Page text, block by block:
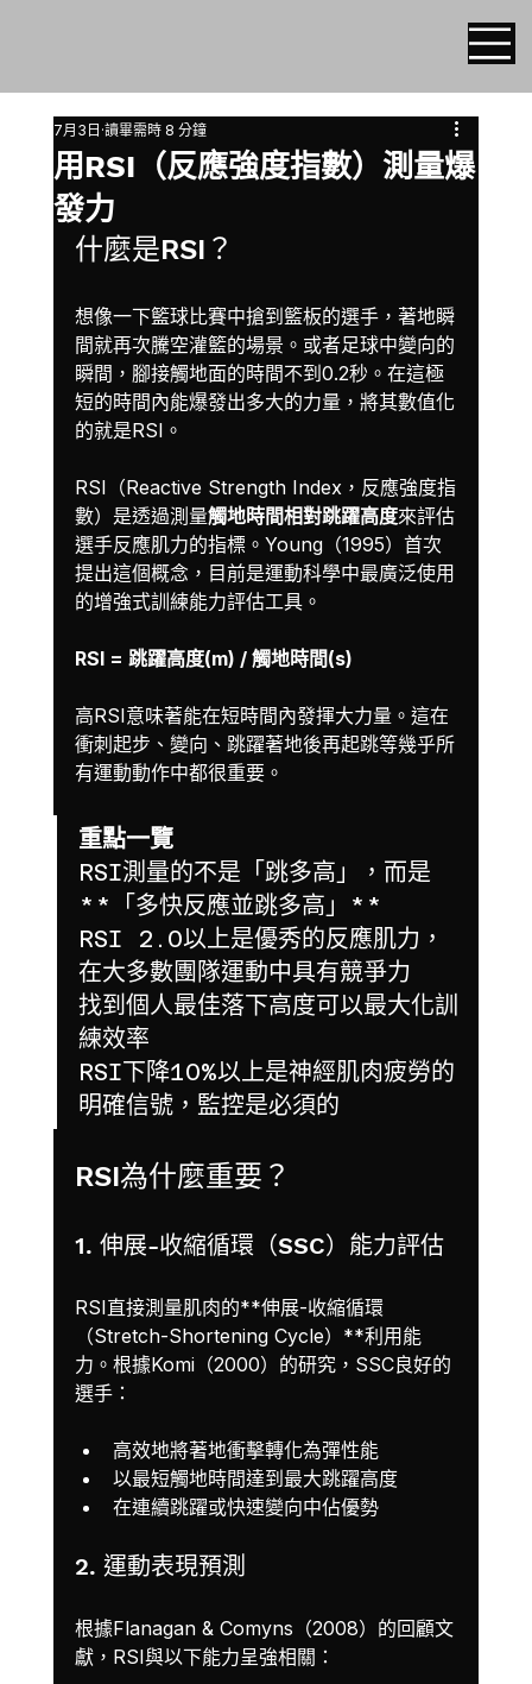
用RSI（反應強度指數）測量爆
發力
7月3日 讀畢需時 8 分鐘
什麼是RSI？
想像一下籃球比賽中搶到籃板的選手，著地瞬
間就再次騰空灌籃的場景。或者足球中變向的
瞬間，腳接觸地面的時間不到0.2秒。在這極
短的時間內能爆發出多大的力量，將其數值化
的就是RSI。
RSI（Reactive Strength Index，反應強度指
數）是透過測量觸地時間相對跳躍高度來評估
選手反應肌力的指標。Young（1995）首次
提出這個概念，目前是運動科學中最廣泛使用
的增強式訓練能力評估工具。
RSI = 跳躍高度(m) / 觸地時間(s)
高RSI意味著能在短時間內發揮大力量。這在
衝刺起步、變向、跳躍著地後再起跳等幾乎所
有運動動作中都很重要。
重點一覽
RSI測量的不是「跳多高」，而是
**「多快反應並跳多高」**
RSI 2.0以上是優秀的反應肌力，
在大多數團隊運動中具有競爭力
找到個人最佳落下高度可以最大化訓
練效率
RSI下降10%以上是神經肌肉疲勞的
明確信號，監控是必須的
RSI為什麼重要？
1. 伸展-收縮循環（SSC）能力評估
RSI直接測量肌肉的**伸展-收縮循環
（Stretch-Shortening Cycle）**利用能
力。根據Komi（2000）的研究，SSC良好的
選手：
高效地將著地衝擊轉化為彈性能
以最短觸地時間達到最大跳躍高度
在連續跳躍或快速變向中佔優勢
2. 運動表現預測
根據Flanagan & Comyns（2008）的回顧文
獻，RSI與以下能力呈強相關：